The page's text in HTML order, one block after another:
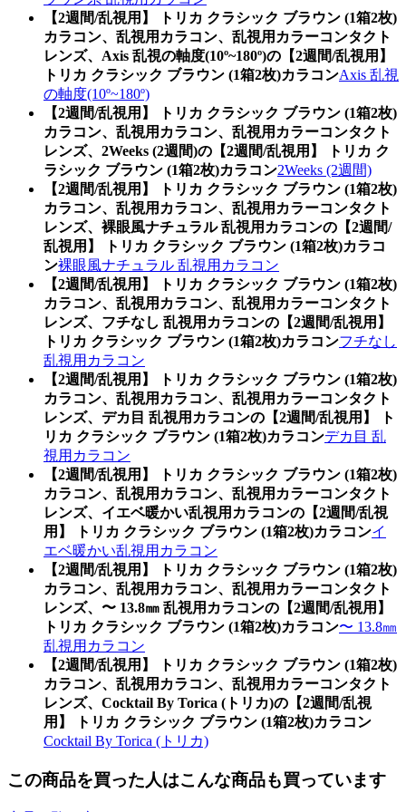
【2週間/乱視用】 トリカ クラシック ブラウン (1箱2枚)
カラコン、乱視用カラコン、乱視用カラーコンタクト
レンズ、Axis 乱視の軸度(10º~180º)の【2週間/乱視用】
トリカ クラシック ブラウン (1箱2枚)カラコンAxis 乱視
の軸度(10º~180º)
【2週間/乱視用】 トリカ クラシック ブラウン (1箱2枚)
カラコン、乱視用カラコン、乱視用カラーコンタクト
レンズ、2Weeks (2週間)の【2週間/乱視用】 トリカ ク
ラシック ブラウン (1箱2枚)カラコン2Weeks (2週間)
【2週間/乱視用】 トリカ クラシック ブラウン (1箱2枚)
カラコン、乱視用カラコン、乱視用カラーコンタクト
レンズ、裸眼風ナチュラル 乱視用カラコンの【2週間/
乱視用】 トリカ クラシック ブラウン (1箱2枚)カラコ
ン裸眼風ナチュラル 乱視用カラコン
【2週間/乱視用】 トリカ クラシック ブラウン (1箱2枚)
カラコン、乱視用カラコン、乱視用カラーコンタクト
レンズ、フチなし 乱視用カラコンの【2週間/乱視用】
トリカ クラシック ブラウン (1箱2枚)カラコンフチなし
乱視用カラコン
【2週間/乱視用】 トリカ クラシック ブラウン (1箱2枚)
カラコン、乱視用カラコン、乱視用カラーコンタクト
レンズ、デカ目 乱視用カラコンの【2週間/乱視用】 ト
リカ クラシック ブラウン (1箱2枚)カラコンデカ目 乱
視用カラコン
【2週間/乱視用】 トリカ クラシック ブラウン (1箱2枚)
カラコン、乱視用カラコン、乱視用カラーコンタクト
レンズ、イエベ暖かい乱視用カラコンの【2週間/乱視
用】 トリカ クラシック ブラウン (1箱2枚)カラコンイ
エベ暖かい乱視用カラコン
【2週間/乱視用】 トリカ クラシック ブラウン (1箱2枚)
カラコン、乱視用カラコン、乱視用カラーコンタクト
レンズ、〜 13.8㎜ 乱視用カラコンの【2週間/乱視用】
トリカ クラシック ブラウン (1箱2枚)カラコン〜 13.8㎜
乱視用カラコン
【2週間/乱視用】 トリカ クラシック ブラウン (1箱2枚)
カラコン、乱視用カラコン、乱視用カラーコンタクト
レンズ、Cocktail By Torica (トリカ)の【2週間/乱視
用】 トリカ クラシック ブラウン (1箱2枚)カラコン
Cocktail By Torica (トリカ)
この商品を買った人はこんな商品も買っています